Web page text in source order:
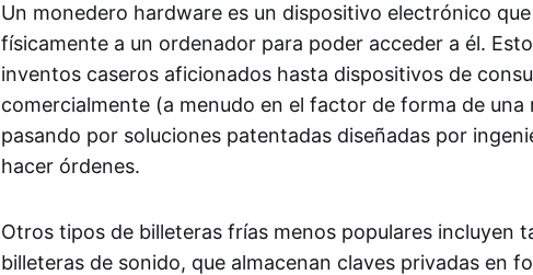
Un monedero hardware es un dispositivo electrónico
físicamente a un ordenador para poder acceder a él.
inventos caseros aficionados hasta dispositivos de
comercialmente (a menudo en el factor de forma de una
pasando por soluciones patentadas diseñadas por
hacer órdenes.
Otros tipos de billeteras frías menos populares incluyen
billeteras de sonido, que almacenan claves privadas en